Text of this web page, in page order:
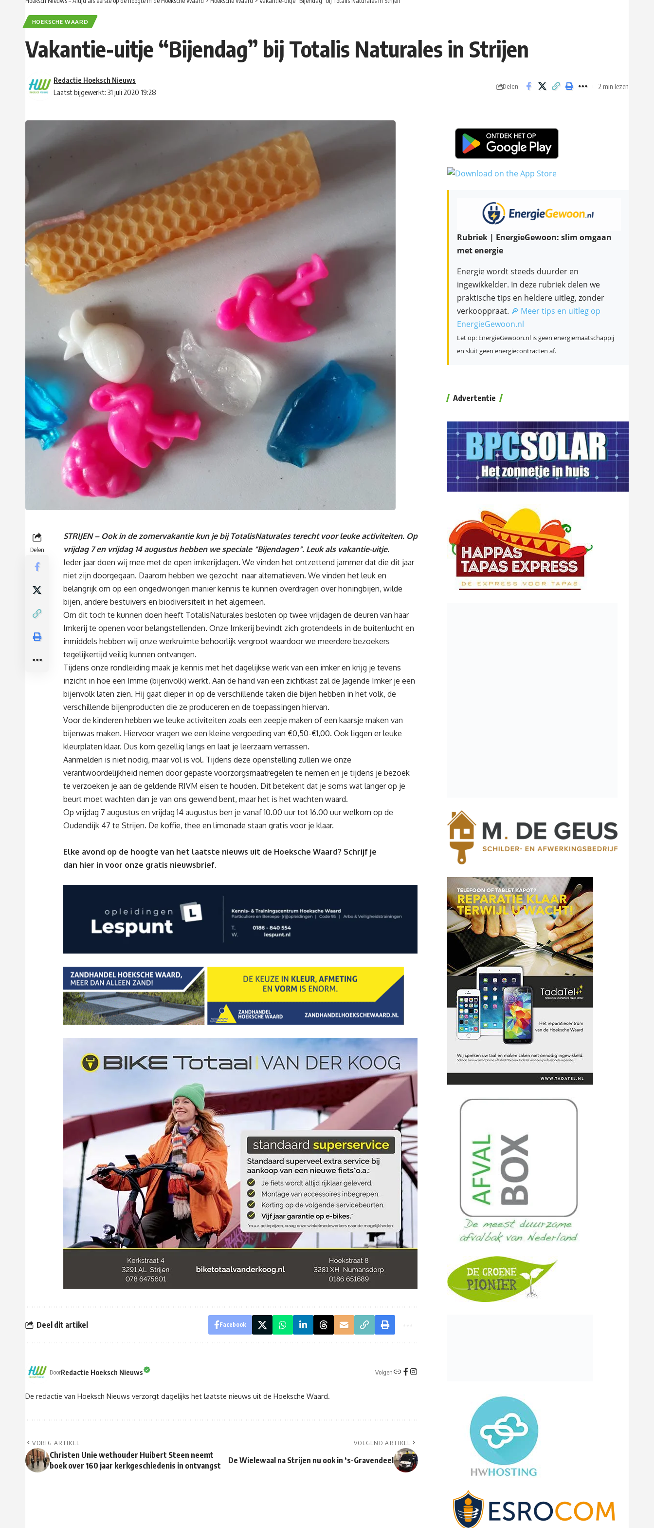
HOEKSCHE WAARD
Vakantie-uitje “Bijendag” bij Totalis Naturales in Strijen
Laatst bijgewerkt: 31 juli 2020 19:28
Redactie Hoeksch Nieuws
Delen 2 min lezen
Delen
STRIJEN – Ook in de zomervakantie kun je bij TotalisNaturales terecht voor leuke activiteiten. Op
vrijdag 7 en vrijdag 14 augustus hebben we speciale “Bijendagen”. Leuk als vakantie-uitje.
Ieder jaar doen wij mee met de open imkerijdagen. We vinden het ontzettend jammer dat die dit jaar
niet zijn doorgegaan. Daarom hebben we gezocht naar alternatieven. We vinden het leuk en
belangrijk om op een ongedwongen manier kennis te kunnen overdragen over honingbijen, wilde
bijen, andere bestuivers en biodiversiteit in het algemeen.
Om dit toch te kunnen doen heeft TotalisNaturales besloten op twee vrijdagen de deuren van haar
Imkerij te openen voor belangstellenden. Onze Imkerij bevindt zich grotendeels in de buitenlucht en
inmiddels hebben wij onze werkruimte behoorlijk vergroot waardoor we meerdere bezoekers
tegelijkertijd veilig kunnen ontvangen.
Tijdens onze rondleiding maak je kennis met het dagelijkse werk van een imker en krijg je tevens
inzicht in hoe een Imme (bijenvolk) werkt. Aan de hand van een zichtkast zal de Jagende Imker je een
bijenvolk laten zien. Hij gaat dieper in op de verschillende taken die bijen hebben in het volk, de
verschillende bijenproducten die ze produceren en de toepassingen hiervan.
Voor de kinderen hebben we leuke activiteiten zoals een zeepje maken of een kaarsje maken van
bijenwas maken. Hiervoor vragen we een kleine vergoeding van €0,50-€1,00. Ook liggen er leuke
kleurplaten klaar. Dus kom gezellig langs en laat je leerzaam verrassen.
Aanmelden is niet nodig, maar vol is vol. Tijdens deze openstelling zullen we onze
verantwoordelijkheid nemen door gepaste voorzorgsmaatregelen te nemen en je tijdens je bezoek
te verzoeken je aan de geldende RIVM eisen te houden. Dit betekent dat je soms wat langer op je
beurt moet wachten dan je van ons gewend bent, maar het is het wachten waard.
Op vrijdag 7 augustus en vrijdag 14 augustus ben je vanaf 10.00 uur tot 16.00 uur welkom op de
Oudendijk 47 te Strijen. De koffie, thee en limonade staan gratis voor je klaar.
Elke avond op de hoogte van het laatste nieuws uit de Hoeksche Waard? Schrijf je
dan hier in voor onze gratis nieuwsbrief.
Deel dit artikel Facebook
DoorRedactie Hoeksch Nieuws Volgen
De redactie van Hoeksch Nieuws verzorgt dagelijks het laatste nieuws uit de Hoeksche Waard.
VORIG ARTIKEL
Christen Unie wethouder Huibert Steen neemt
boek over 160 jaar kerkgeschiedenis in ontvangst
VOLGEND ARTIKEL
De Wielewaal na Strijen nu ook in ‘s-Gravendeel
Rubriek | EnergieGewoon: slim omgaan
met energie
Energie wordt steeds duurder en
ingewikkelder. In deze rubriek delen we
praktische tips en heldere uitleg, zonder
verkooppraat. 🔎 Meer tips en uitleg op
EnergieGewoon.nl
Let op: EnergieGewoon.nl is geen energiemaatschappij
en sluit geen energiecontracten af.
Advertentie